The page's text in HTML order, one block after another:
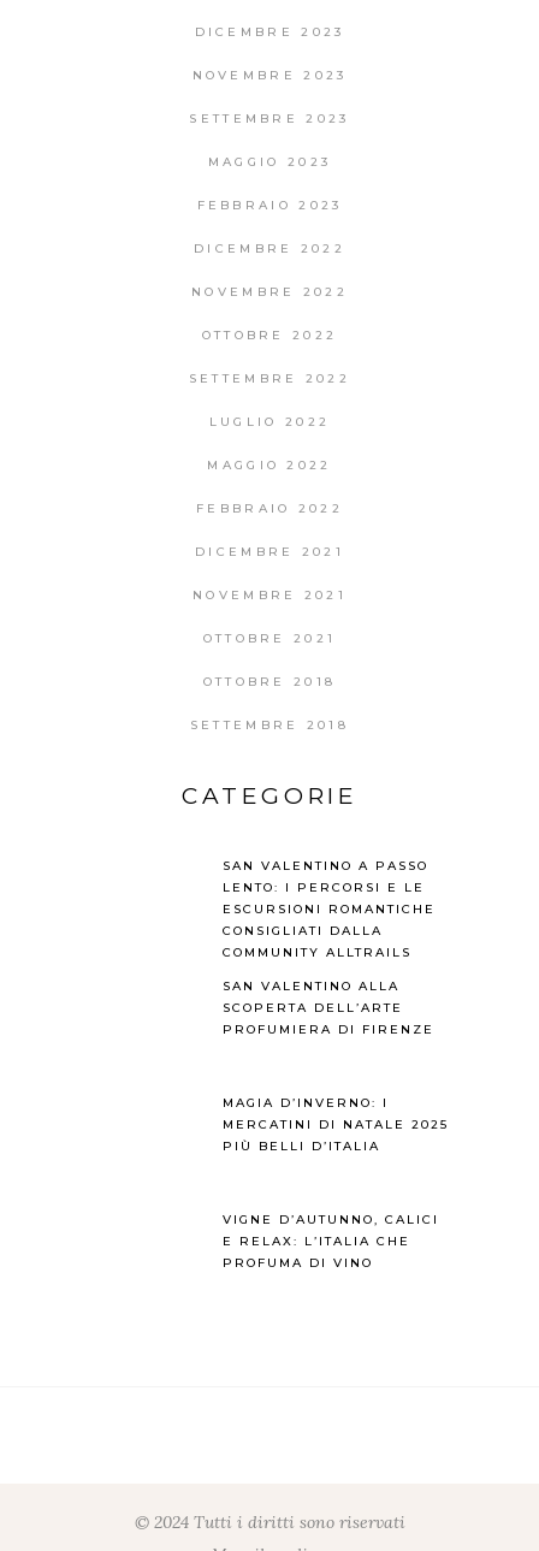
DICEMBRE 2023
NOVEMBRE 2023
SETTEMBRE 2023
MAGGIO 2023
FEBBRAIO 2023
DICEMBRE 2022
NOVEMBRE 2022
OTTOBRE 2022
SETTEMBRE 2022
LUGLIO 2022
MAGGIO 2022
FEBBRAIO 2022
DICEMBRE 2021
NOVEMBRE 2021
OTTOBRE 2021
OTTOBRE 2018
SETTEMBRE 2018
CATEGORIE
SAN VALENTINO A PASSO
LENTO: I PERCORSI E LE
ESCURSIONI ROMANTICHE
CONSIGLIATI DALLA
COMMUNITY ALLTRAILS
SAN VALENTINO ALLA
SCOPERTA DELL’ARTE
PROFUMIERA DI FIRENZE
MAGIA D’INVERNO: I
MERCATINI DI NATALE 2025
PIÙ BELLI D’ITALIA
VIGNE D’AUTUNNO, CALICI
E RELAX: L’ITALIA CHE
PROFUMA DI VINO
© 2024 Tutti i diritti sono riservati